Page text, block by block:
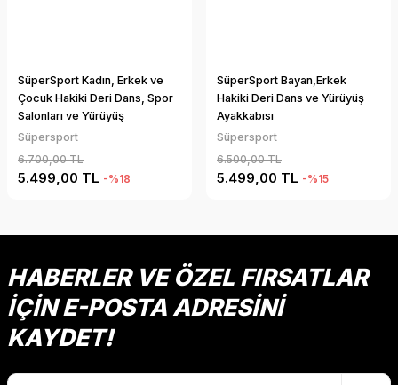
SüperSport Kadın, Erkek ve
Çocuk Hakiki Deri Dans, Spor
Salonları ve Yürüyüş
Ayakkabısı
Süpersport
6.700,00 TL
5.499,00 TL -%18
SüperSport Bayan,Erkek
Hakiki Deri Dans ve Yürüyüş
Ayakkabısı
Süpersport
6.500,00 TL
5.499,00 TL -%15
HABERLER VE ÖZEL FIRSATLAR
İÇİN E-POSTA ADRESİNİ
KAYDET!